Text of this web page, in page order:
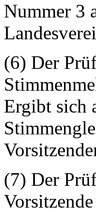
Nummer 3
(6) Der
Ergibt sich
(7) Der